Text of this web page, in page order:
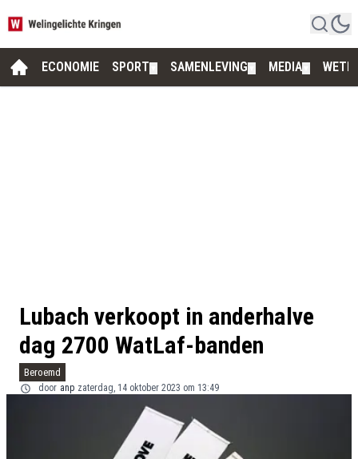
ECONOMIE SPORT SAMENLEVING MEDIA
Lubach verkoopt in anderhalve
dag 2700 WatLaf-banden
Beroemd
door anp zaterdag, 14 oktober 2023 om 13:49